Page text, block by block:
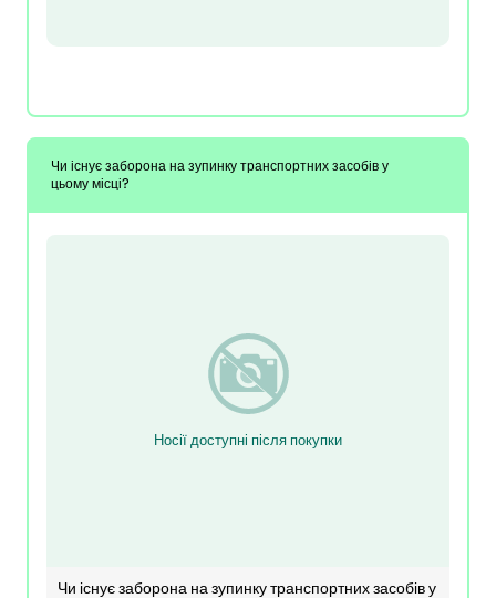
Чи існує заборона на зупинку транспортних засобів у
цьому місці?
Носії доступні після покупки
Чи існує заборона на зупинку транспортних засобів у